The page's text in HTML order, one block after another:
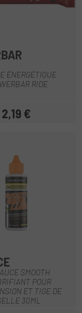
ÉNERGÉTIQUE
RIDE
Prix
2,19 €
SMOOTH
POUR
ET TIGE DE
30ML